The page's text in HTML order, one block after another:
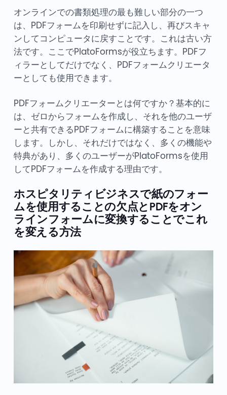
オンラインでの書類処理の最も難しい部分の一つ
は、PDFフォームを印刷せずに記入し、再びスキャ
ンしてコンピュータに戻すことです。これは古い方
法です。ここでPlatoFormsが役立ちます。PDFフ
ィラーとしてだけでなく、PDFフォームクリエータ
ーとしても使用できます。
PDFフォームクリエーターとは何ですか？基本的に
は、ゼロからフォームを作成し、それを他のユーザ
ーと共有できるPDFフォームに構築することを意味
します。しかし、それだけではなく、多くの機能や
特典があり、多くのユーザーがPlatoFormsを使用
してPDFフォームを作成する理由です。
ホスピタリティビジネスで紙のフォー
ムを使用することの欠点とPDFをオン
ラインフォームに変換することでこれ
を変える方法